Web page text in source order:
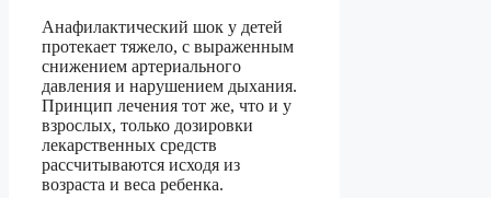
Анафилактический шок у детей
протекает тяжело, с выраженным
снижением артериального
давления и нарушением дыхания.
Принцип лечения тот же, что и у
взрослых, только дозировки
лекарственных средств
рассчитываются исходя из
возраста и веса ребенка.